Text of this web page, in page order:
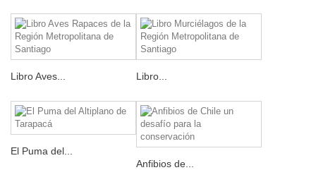
Libro Aves... Libro...
El Puma del...
Anfibios de...